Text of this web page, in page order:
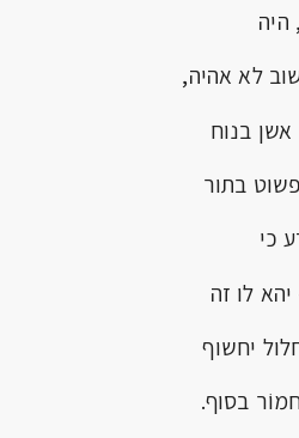
לא אהיה,
בנוח
בתור
כי
לו זה
יחשוף
בסוף.